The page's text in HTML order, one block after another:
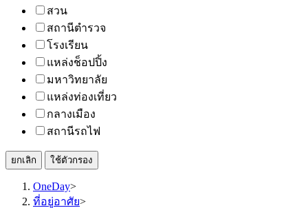
สวน
สถานีตำรวจ
โรงเรียน
แหล่งช็อปปิ้ง
มหาวิทยาลัย
แหล่งท่องเที่ยว
กลางเมือง
สถานีรถไฟ
ยกเลิก ใช้ตัวกรอง
OneDay>
ที่อยู่อาศัย>